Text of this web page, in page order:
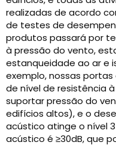
realizadas de acordo
de testes de
produtos passará por
à pressão do vento,
estanqueidade ao ar e
exemplo, nossas
de nível de resistência
suportar pressão do
edifícios altos), e o
acústico atinge o nível
acústico é ≥30dB, que